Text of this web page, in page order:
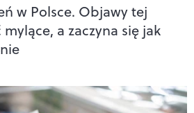
w Polsce. Objawy tej
a zaczyna się jak